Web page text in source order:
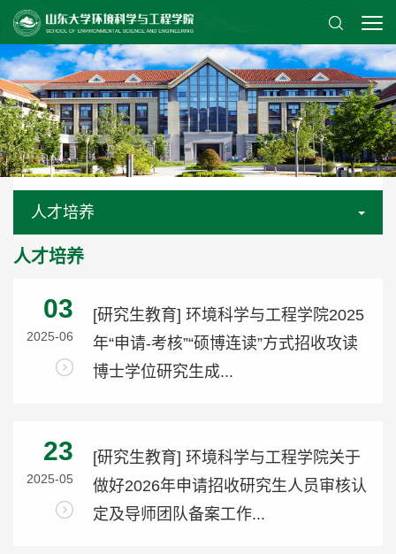
人才培养
人才培养
03
2025-06
[研究生教育] 环境科学与工程学院2025
年“申请-考核”“硕博连读”方式招收攻读
博士学位研究生成...
23
2025-05
[研究生教育] 环境科学与工程学院关于
做好2026年申请招收研究生人员审核认
定及导师团队备案工作...